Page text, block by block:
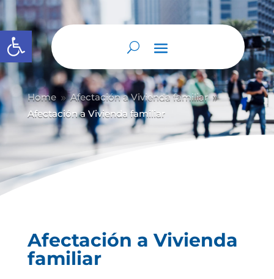
Abrir barra de herramientas
Home 9 Afectación a Vivienda familiar 9
Afectación a Vivienda familiar
Afectación a Vivienda
familiar